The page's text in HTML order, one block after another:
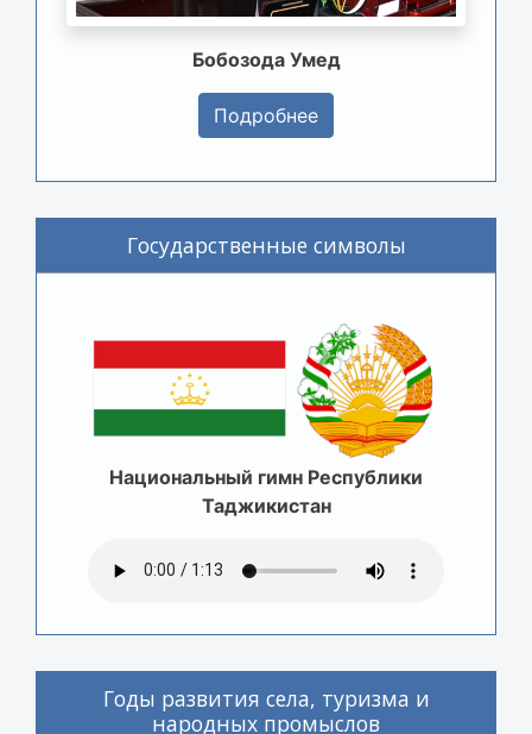
Бобозода Умед
Подробнее
Государственные символы
Национальный гимн Республики
Таджикистан
Годы развития села, туризма и
народных промыслов